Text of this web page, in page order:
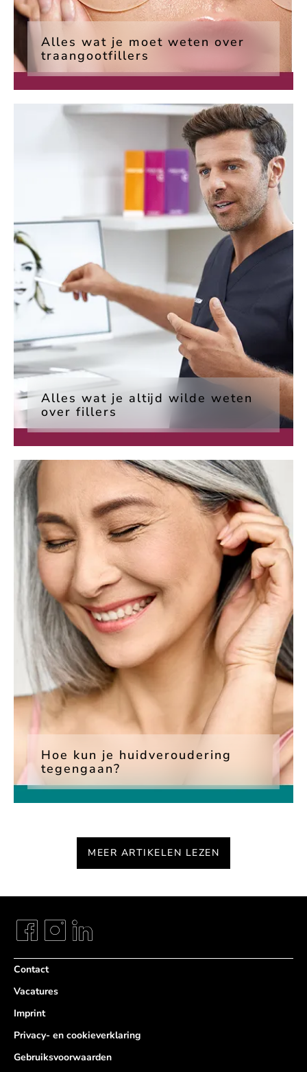
Alles wat je moet weten over
traangootfillers
Alles wat je altijd wilde weten
over fillers
Hoe kun je huid­veroudering
tegengaan?
MEER ARTIKELEN LEZEN
Contact
Vacatures
Imprint
Privacy- en cookieverklaring
Gebruiksvoorwaarden